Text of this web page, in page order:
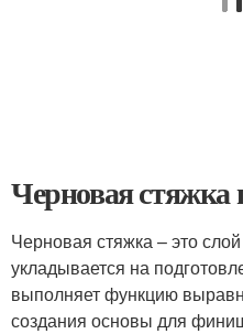
Черновая стяжка
Черновая стяжка – это
укладывается на
выполняет функцию
создания основы для